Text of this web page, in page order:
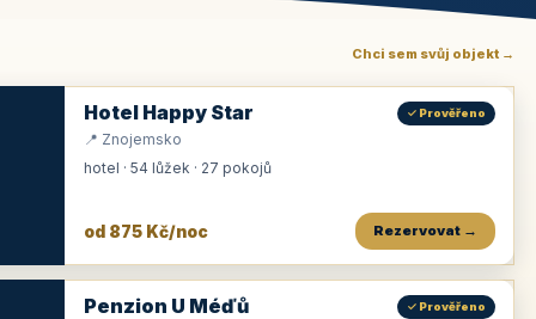
Chci sem svůj objekt →
Hotel Happy Star ✓ Prověřeno
📍 Znojemsko
hotel · 54 lůžek · 27 pokojů
od 875 Kč/noc Rezervovat →
Penzion U Méďů ✓ Prověřeno